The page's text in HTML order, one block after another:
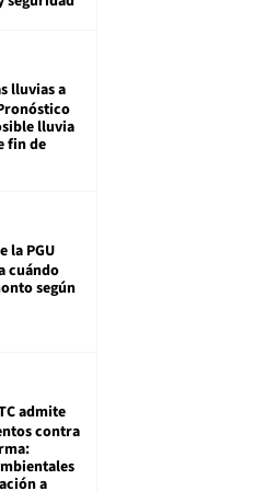
lluvias a
lluvia
fin de
la PGU
cuándo
según
admite
contra
a